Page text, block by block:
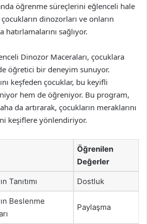
öğrenme süreçlerini eğlenceli hale
dinozorları ve onların
sağlıyor.
Dinozor Maceraları, çocuklara
öğretici bir deneyim sunuyor.
keşfeden çocuklar, bu keyifli
hem de öğreniyor. Bu program,
da artırarak, çocukların meraklarını
keşiflere yönlendiriyor.
Öğrenilen
Değerler
Tanıtımı Dostluk
Beslenme
Paylaşma